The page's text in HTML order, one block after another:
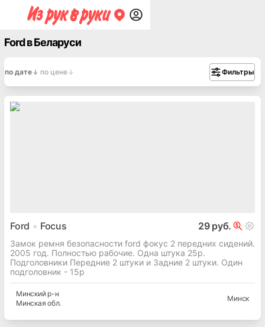
Ford в Беларуси
по дате по цене Фильтры
Ford Focus 29 руб.
Замок ремня безопасности ford фокус 2 передних сидений.
2005 год. Полностью рабочие. Одна штука 25р.
Подголовники Передние 2 штуки и Задние 2 штуки. Один
подголовник - 15р
Минскийр-н
Минская обл.
Минск